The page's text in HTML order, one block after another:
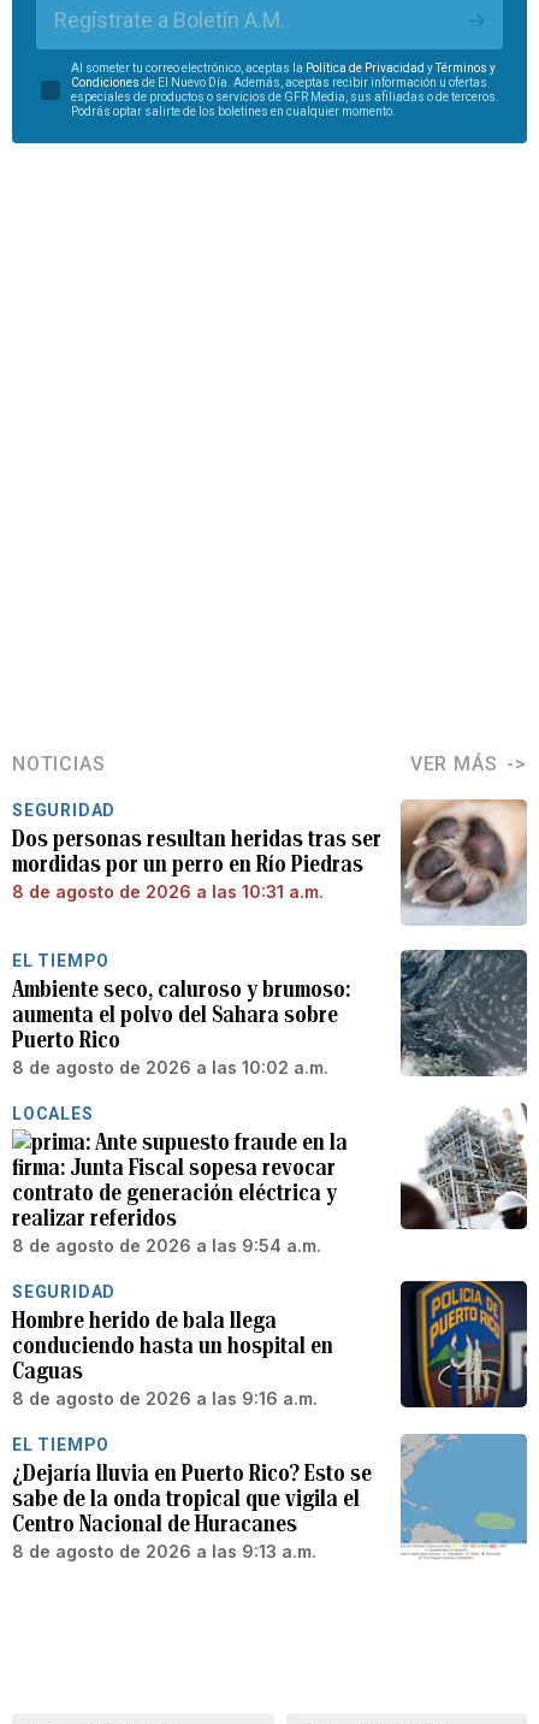
Regístrate a Boletín A.M.
Al someter tu correo electrónico, aceptas la Política de Privacidad yTérminos y
Condiciones de El Nuevo Día. Además, aceptas recibir información u ofertas
especiales de productos o servicios de GFR Media, sus afiliadas o de terceros.
Podrás optar salirte de los boletines en cualquier momento.
NOTICIAS VER MÁS
SEGURIDAD
Dos personas resultan heridas tras ser
mordidas por un perro en Río Piedras
8 de agosto de 2026 a las 10:31 a.m.
EL TIEMPO
Ambiente seco, caluroso y brumoso:
aumenta el polvo del Sahara sobre
Puerto Rico
8 de agosto de 2026 a las 10:02 a.m.
LOCALES
Ante supuesto fraude en la
firma: Junta Fiscal sopesa revocar
contrato de generación eléctrica y
realizar referidos
8 de agosto de 2026 a las 9:54 a.m.
SEGURIDAD
Hombre herido de bala llega
conduciendo hasta un hospital en
Caguas
8 de agosto de 2026 a las 9:16 a.m.
EL TIEMPO
¿Dejaría lluvia en Puerto Rico? Esto se
sabe de la onda tropical que vigila el
Centro Nacional de Huracanes
8 de agosto de 2026 a las 9:13 a.m.